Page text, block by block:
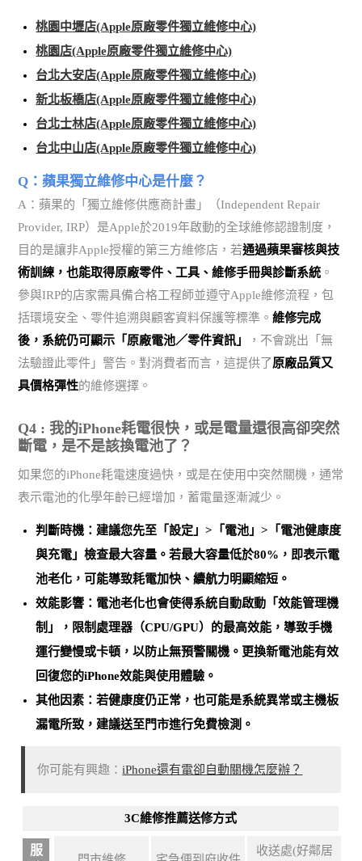
桃園中壢店(Apple原廠零件獨立維修中心)
桃園店(Apple原廠零件獨立維修中心)
台北大安店(Apple原廠零件獨立維修中心)
新北板橋店(Apple原廠零件獨立維修中心)
台北士林店(Apple原廠零件獨立維修中心)
台北中山店(Apple原廠零件獨立維修中心)
Q：蘋果獨立維修中心是什麼？
A：蘋果的「獨立維修供應商計畫」（Independent Repair
Provider, IRP）是Apple於2019年啟動的全球維修認證制度，
目的是讓非Apple授權的第三方維修店，若通過蘋果審核與技
術訓練，也能取得原廠零件、工具、維修手冊與診斷系統 。
參與IRP的店家需具備合格工程師並遵守Apple維修流程，包
括環境安全、零件追溯與顧客資料保護等標準。維修完成
後，系統仍可顯示「原廠電池／零件資訊」
，不會跳出「無
法驗證此零件」警告。對消費者而言，這提供了原廠品質又
具價格彈性的維修選擇。
Q4 : 我的iPhone耗電很快，或是電量還很高卻突然
斷電，是不是該換電池了？
如果您的iPhone耗電速度過快，或是在使用中突然關機，通常
表示電池的化學年齡已經增加，蓄電量逐漸減少。
判斷時機：建議您先至「設定」>「電池」>「電池健康度
與充電」檢查最大容量。若最大容量低於80%，即表示電
池老化 ，可能導致耗電加快、續航力明顯縮短。
效能影響：電池老化也會使得系統自動啟動「效能管理機
制」，限制處理器（CPU/GPU）的最高效能，導致手機
運行變慢或卡頓，以防止無預警關機。 更換新電池能有效
回復您的iPhone效能與使用體驗 。
其他因素：若健康度仍正常，也可能是系統異常或主機板
漏電所致 ，建議送至門市進行免費檢測。
你可能有興趣：iPhone還有電卻自動關機怎麼辦？
3C維修推薦送修方式
服
收送處(好鄰居